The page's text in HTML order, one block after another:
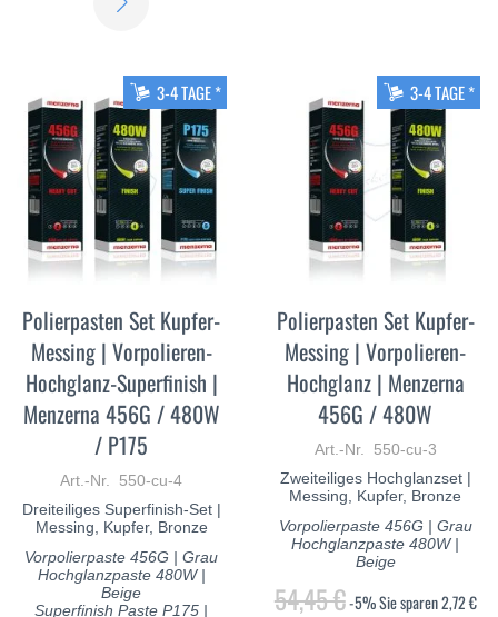
3-4 TAGE *
Polierpasten Set Kupfer-
Messing | Vorpolieren-
Hochglanz-Superfinish |
Menzerna 456G / 480W
/ P175
Art.-Nr. 550-cu-4
Dreiteiliges Superfinish-Set |
Messing, Kupfer, Bronze
Vorpolierpaste 456G | Grau
Hochglanzpaste 480W |
Beige
Superfinish Paste P175 |
3-4 TAGE *
Polierpasten Set Kupfer-
Messing | Vorpolieren-
Hochglanz | Menzerna
456G / 480W
Art.-Nr. 550-cu-3
Zweiteiliges Hochglanzset |
Messing, Kupfer, Bronze
Vorpolierpaste 456G | Grau
Hochglanzpaste 480W |
Beige
54,45 €-5%Sie sparen2,72 €